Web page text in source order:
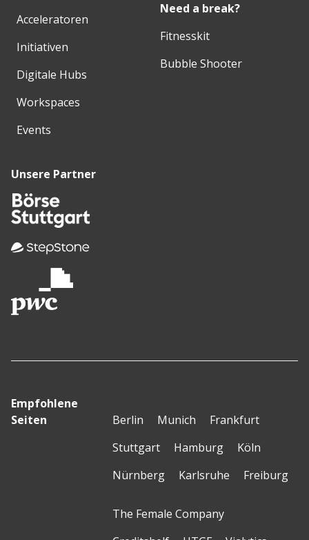
Acceleratoren
Initiativen
Digitale Hubs
Workspaces
Events
Need a break?
Fitnesskit
Bubble Shooter
Unsere Partner
Empfohlene
Seiten
Berlin Munich
Frankfurt
Stuttgart
Hamburg
Köln
Nürnberg
Karlsruhe Freiburg
The Female Company